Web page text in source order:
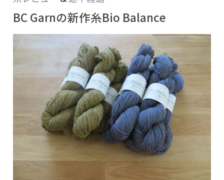
BC Garnの新作糸Bio Balance